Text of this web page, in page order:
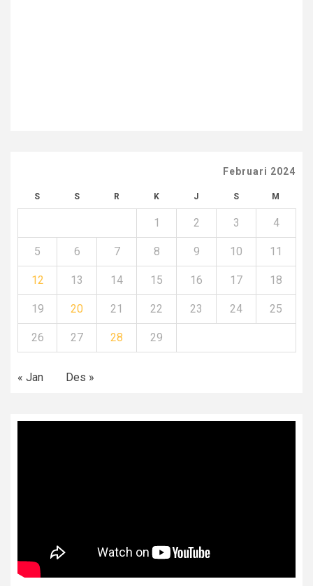
Februari 2024
S S R K J S M
1 2 3 4
5 6 7 8 9 10 11
12 13 14 15 16 17 18
19 20 21 22 23 24 25
26 27 28 29
« Jan Des »